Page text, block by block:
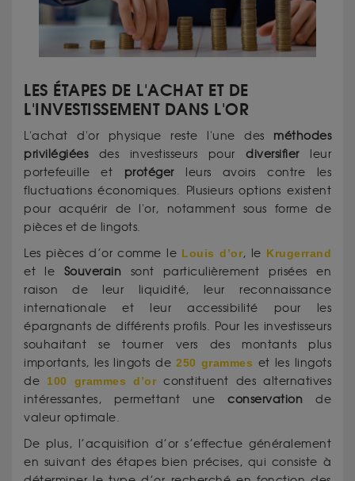
LES ÉTAPES DE L'ACHAT ET DE
L'INVESTISSEMENT DANS L'OR
L'achat d'or physique reste l'une des méthodes
privilégiéesdes investisseurs pour diversifierleur
portefeuille et protégerleurs avoirs contre les
fluctuations économiques. Plusieurs options existent
pour acquérir de l'or, notamment sous forme de
pièces et de lingots.
Les pièces d’or comme le Louis d’or, le Krugerrand
et le Souverain sont particulièrement prisées en
raison de leur liquidité, leur reconnaissance
internationale et leur accessibilité pour les
épargnants de différents profils. Pour les investisseurs
souhaitant se tourner vers des montants plus
importants, les lingots de250 grammes et les lingots
de 100 grammes d’orconstituent des alternatives
intéressantes, permettant uneconservation de
valeur optimale.
De plus, l’acquisition d’or s’effectue généralement
en suivant des étapes bien précises, qui consiste à